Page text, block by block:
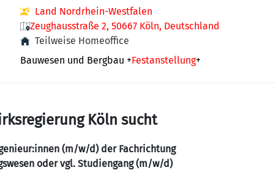
Land Nordrhein-Westfalen
Zeughausstraße 2, 50667 Köln, Deutschland
Teilweise Homeoffice
Bauwesen und Bergbau +Festanstellung+
Köln sucht
(m/w/d) der Fachrichtung
oder vgl. Studiengang (m/w/d)